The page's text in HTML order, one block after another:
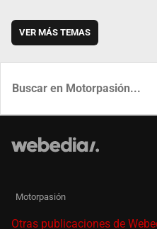
VER MÁS TEMAS
Motorpasión
Otras publicaciones de